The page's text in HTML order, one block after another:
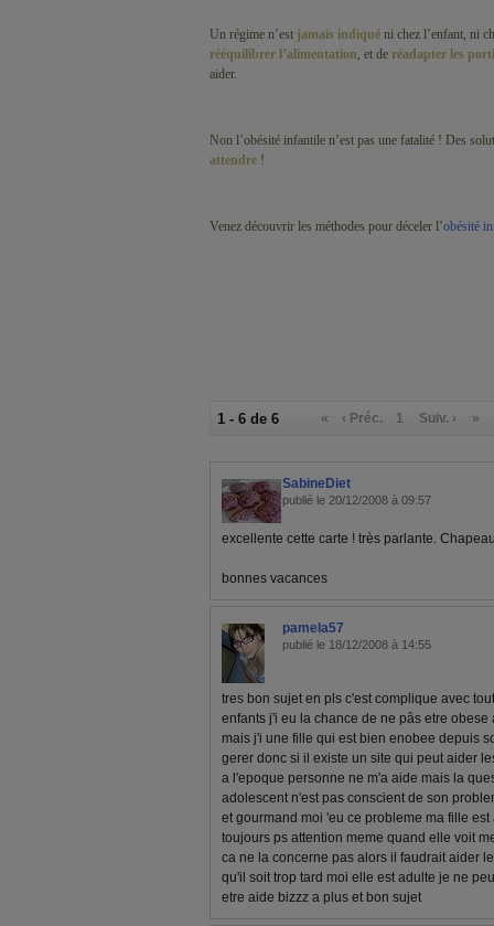
Un régime n’est jamais indiqué ni chez l’enfant, ni
rééquilibrer l’alimentation, et de réadapter les
aider.
Non l’obésité infantile n’est pas une fatalité ! Des
attendre !
Venez découvrir les méthodes pour déceler l’obésité
1 - 6 de 6 « ‹ Préc. 1 Suiv. › »
SabineDiet
publié le 20/12/2008 à 09:57
excellente cette carte ! très parlante.
bonnes vacances
pamela57
publié le 18/12/2008 à 14:55
tres bon sujet en pls c'est complique avec
enfants j'i eu la chance de ne pâs etre
mais j'i une fille qui est bien enobee depuis
gerer donc si il existe un site qui peut aider
a l'epoque personne ne m'a aide mais la
adolescent n'est pas conscient de son
et gourmand moi 'eu ce probleme ma fille
toujours ps attention meme quand elle voit
ca ne la concerne pas alors il faudrait aider
qu'il soit trop tard moi elle est adulte je ne
etre aide bizzz a plus et bon sujet